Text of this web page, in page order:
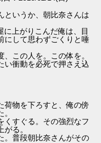
いうか、朝比奈さんは
上がりこんだ俺は、目
にして思わずごくりと唾
この人を。この体を。
衝動を必死で押さえ込
物を下ろすと、俺の傍
すぐる。その強烈なフ
る。
普段朝比奈さんがその